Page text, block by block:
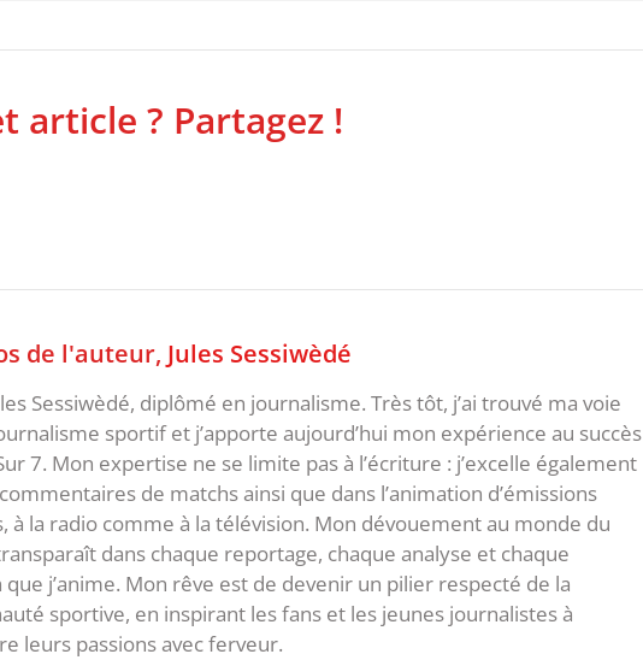
article ? Partagez !
de l'auteur, Jules Sessiwèdé
Sessiwèdé, diplômé en journalisme. Très tôt, j’ai trouvé ma voie
sportif et j’apporte aujourd’hui mon expérience au succès
7. Mon expertise ne se limite pas à l’écriture : j’excelle également
de matchs ainsi que dans l’animation d’émissions
à la radio comme à la télévision. Mon dévouement au monde du
dans chaque reportage, chaque analyse et chaque
que j’anime. Mon rêve est de devenir un pilier respecté de la
sportive, en inspirant les fans et les jeunes journalistes à
leurs passions avec ferveur.